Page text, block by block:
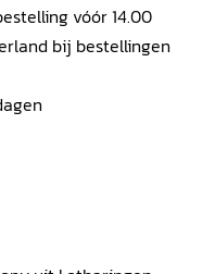
vóór 14.00
bij bestellingen